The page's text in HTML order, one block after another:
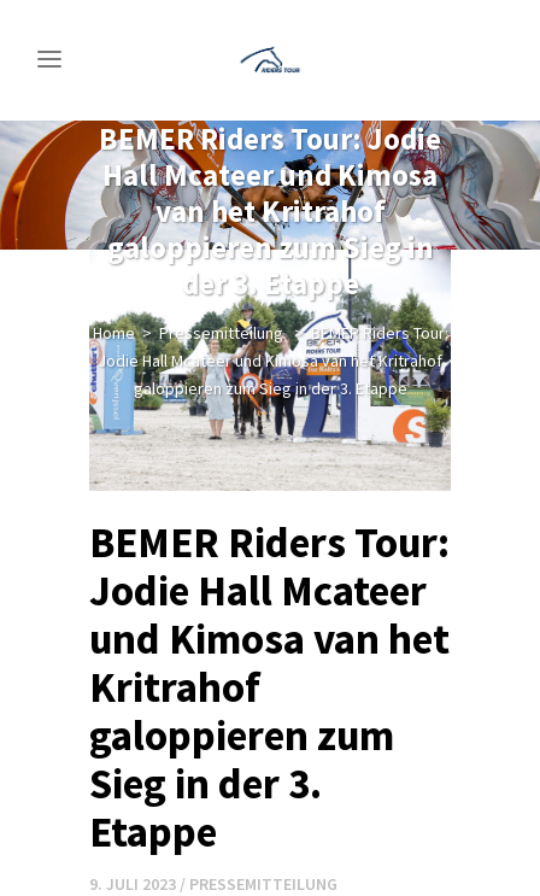
BEMER Riders Tour: Jodie
Hall Mcateer und Kimosa
van het Kritrahof
galoppieren zum Sieg in
der 3. Etappe
Home>Pressemitteilung>BEMER Riders Tour:
Jodie Hall Mcateer und Kimosa van het Kritrahof
galoppieren zum Sieg in der 3. Etappe
BEMER Riders Tour:
Jodie Hall Mcateer
und Kimosa van het
Kritrahof
galoppieren zum
Sieg in der 3.
Etappe
9. JULI 2023 / PRESSEMITTEILUNG